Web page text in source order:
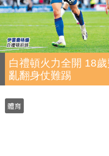
白禮頓火力全開 18
亂翻身仗難踢
體育